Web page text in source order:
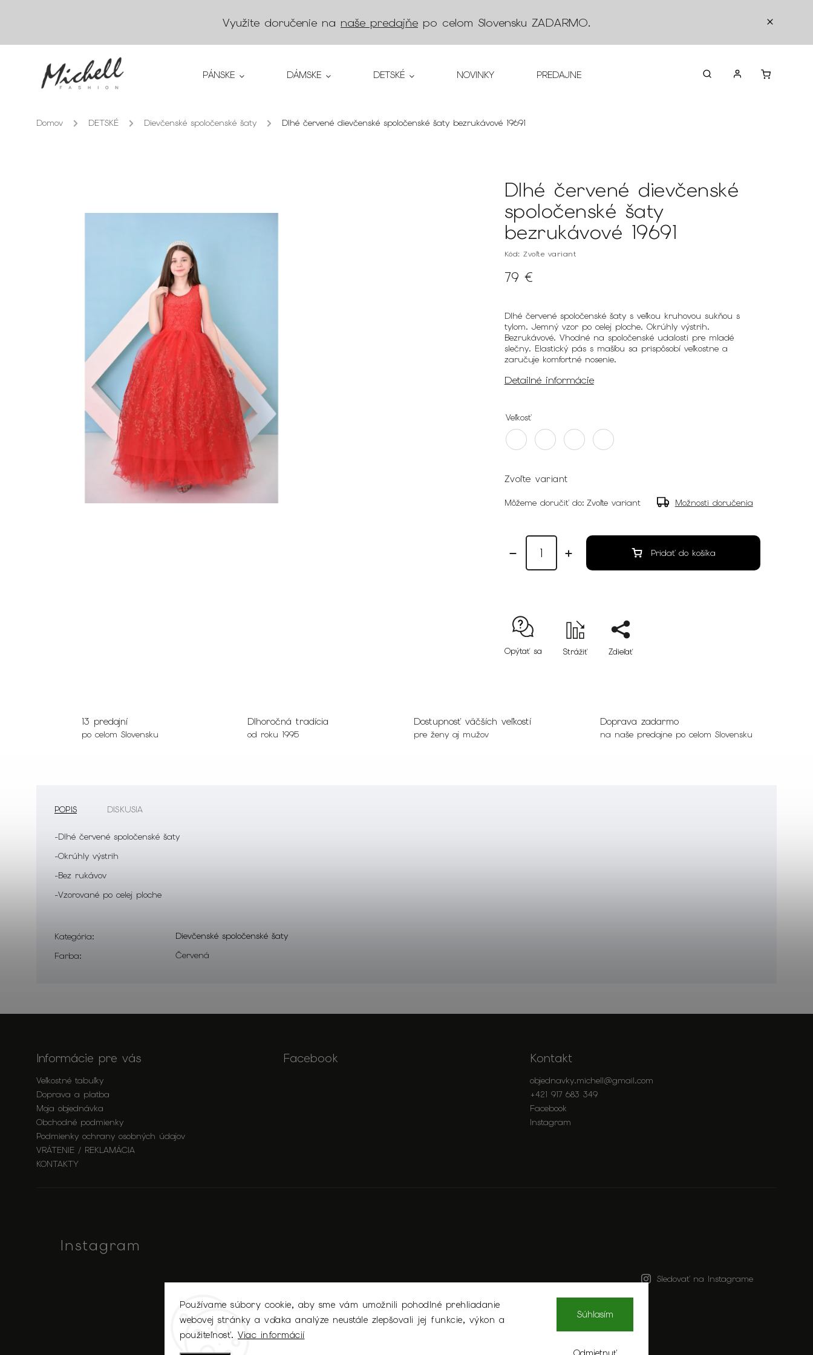
Používame súbory cookie, aby sme vám umožnili pohodlné prehliadanie
webovej stránky a vďaka analýze neustále zlepšovali jej funkcie, výkon a
použiteľnosť. Viac informácií
Súhlasím
Využite doručenie na naše predajňe po celom Slovensku ZADARMO.
PÁNSKE DÁMSKE DETSKÉ NOVINKY PREDAJNE KONTAKTY
Domov / DETSKÉ / Dievčenské spoločenské šaty / Dlhé červené dievčenské spoločenské šaty bezrukávové 19691
Dlhé červené dievčenské
spoločenské šaty
bezrukávové 19691
Kód: Zvoľte variant
79 €
Dlhé červené spoločenské šaty s veľkou kruhovou sukňou s
tylom. Jemný vzor po celej ploche. Okrúhly výstrih.
Bezrukávové. Vhodné na spoločenské udalosti pre mladé
slečny. Elastický pás s mašľou sa prispôsobí veľkostne a
zaručuje komfortné nosenie.
Detailné informácie
Veľkosť
Zvoľte variant
Môžeme doručiť do: Zvoľte variant Možnosti doručenia
Pridať do košíka
Opýtať sa Strážiť Zdieľať
13 predajní
po celom Slovensku
Dlhoročná tradícia
od roku 1995
Dostupnosť väčších veľkostí
pre ženy aj mužov
Doprava zadarmo
na naše predajne po celom Slovensku
POPIS DISKUSIA
-Dlhé červené spoločenské šaty
-Okrúhly výstrih
-Bez rukávov
-Vzorované po celej ploche
Kategória:
Dievčenské spoločenské šaty
Farba: Červená
Informácie pre vás
Veľkostné tabuľky
Doprava a platba
Moja objednávka
Obchodné podmienky
Podmienky ochrany osobných údajov
VRÁTENIE / REKLAMÁCIA
KONTAKTY
Facebook Kontakt
objednavky.michell@gmail.com
+421 917 683 349
Facebook
Instagram
Instagram
Sledovať na Instagrame
Copyright 2026MICHELL.SK. Všetky práva vyhradené.